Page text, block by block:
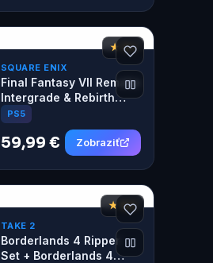
★ 9,1
SQUARE ENIX
Final Fantasy VII Remake
Intergrade & Rebirth
Twin Pack Physical
Edition (PS5)
PS5
59,99 € Zobraziť
★ 8,2
TAKE 2
Borderlands 4 Ripper
Set + Borderlands 4